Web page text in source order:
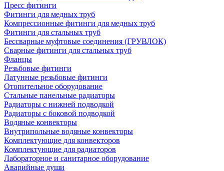
Пресс фитинги
Фитинги для медных труб
Компрессионные фитинги для медных труб
Фитинги для стальных труб
Бессварные муфтовые соединения (ГРУВЛОК)
Сварные фитинги для стальных труб
Фланцы
Резьбовые фитинги
Латунные резьбовые фитинги
Отопительное оборудование
Стальные панельные радиаторы
Радиаторы с нижней подводкой
Радиаторы с боковой подводкой
Водяные конвекторы
Внутрипольные водяные конвекторы
Комплектующие для конвекторов
Комплектующие для радиаторов
Лабораторное и санитарное оборудование
Аварийные души